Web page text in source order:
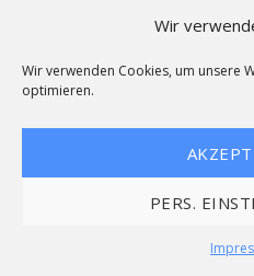
Wir
Wir verwenden Cookies, um unsere
optimieren.
PERS.
LKW
vonSan
Sebastián (ES)
nachLos
Teneriffa
Stunden
Tag
Reederei:
Fähre Fracht